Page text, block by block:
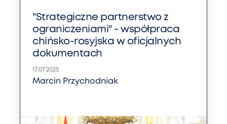
"Strategiczne partnerstwo z
ograniczeniami" - współpraca
chińsko-rosyjska w oficjalnych
dokumentach
17.07.2025
Marcin Przychodniak